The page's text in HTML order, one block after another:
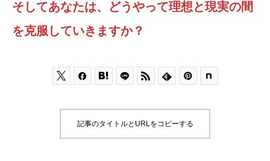
そしてあなたは、どうやって理想と現実の間
を克服していきますか？
     
記事のタイトルとURLをコピーする